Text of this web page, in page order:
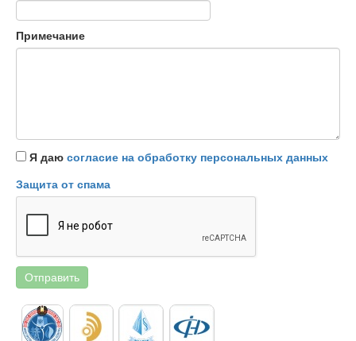
Примечание
Я даю согласие на обработку персональных данных
Защита от спама
Отправить